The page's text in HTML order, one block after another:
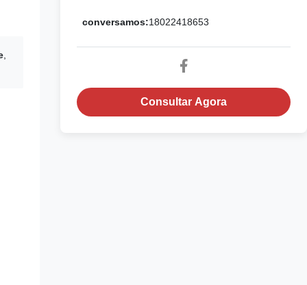
conversamos:18022418653
Consultar Agora